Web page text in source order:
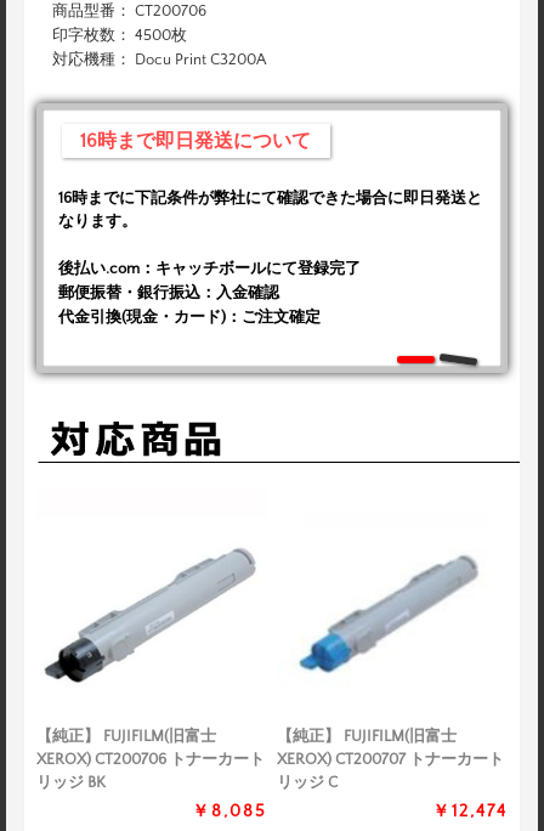
商品型番： CT200706
印字枚数： 4500枚
対応機種： Docu Print C3200A
16時まで即日発送について
16時までに下記条件が弊社にて確認できた場合に即日発送と
なります。
後払い.com：キャッチボールにて登録完了
郵便振替・銀行振込：入金確認
代金引換(現金・カード)：ご注文確定
【純正】 FUJIFILM(旧富士
XEROX) CT200706 トナーカート
リッジ BK
￥8,085
【純正】 FUJIFILM(旧富士
XEROX) CT200707 トナーカート
リッジ C
￥12,474